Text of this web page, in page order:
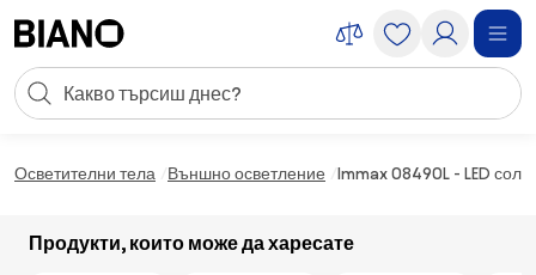
Търсене
Осветителни тела Външно осветление Immax 08490L - LED
Продукти, които може да харесате